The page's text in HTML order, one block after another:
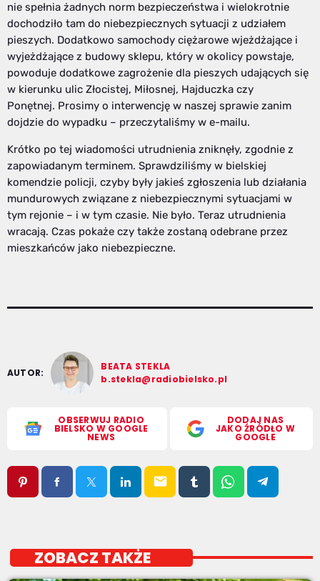
nie spełnia żadnych norm bezpieczeństwa i wielokrotnie
dochodziło tam do niebezpiecznych sytuacji z udziałem
pieszych. Dodatkowo samochody ciężarowe wjeżdżające i
wyjeżdżające z budowy sklepu, który w okolicy powstaje,
powoduje dodatkowe zagrożenie dla pieszych udających się
w kierunku ulic Złocistej, Miłosnej, Hajduczka czy
Ponętnej. Prosimy o interwencję w naszej sprawie zanim
dojdzie do wypadku – przeczytaliśmy w e-mailu.
Krótko po tej wiadomości utrudnienia zniknęły, zgodnie z
zapowiadanym terminem. Sprawdziliśmy w bielskiej
komendzie policji, czyby były jakieś zgłoszenia lub działania
mundurowych związane z niebezpiecznymi sytuacjami w
tym rejonie – i w tym czasie. Nie było. Teraz utrudnienia
wracają. Czas pokaże czy także zostaną odebrane przez
mieszkańców jako niebezpieczne.
AUTOR:
BEATA STEKLA
b.stekla@radiobielsko.pl
OBSERWUJ RADIO
BIELSKO W GOOGLE
NEWS
DODAJ NAS
JAKO ŹRÓDŁO W
GOOGLE
email
ZOBACZ TAKŻE